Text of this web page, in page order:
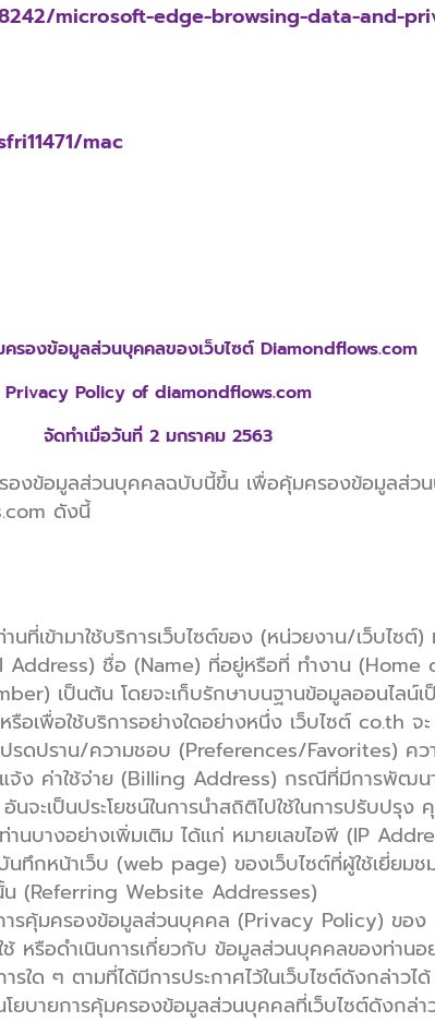
microsoft-edge-browsing-data-and-
mac
ครองข้อมูลส่วนบุคคลของเว็บไซต์ Diamondflows.com
Privacy Policy of diamondflows.com
จัดทำเมื่อวันที่ 2 มกราคม 2563
องข้อมูลส่วนบุคคลฉบับนี้ขึ้น เพื่อคุ้มครองข้อมูลส่ว
ดังนี้
นที่เข้ามาใช้บริการเว็บไซต์ของ (หน่วยงาน/เว็บไซ
Address) ชื่อ (Name) ที่อยู่หรือที่ ทำงาน
เป็นต้น โดยจะเก็บรักษาบนฐานข้อมูลออนไลน์เ
เพื่อใช้บริการอย่างใดอย่างหนึ่ง เว็บไซต์ co.th
รดปราน/ความชอบ (Preferences/Favorites) คว
ง ค่าใช้จ่าย (Billing Address) กรณีที่มีการพัฒน
จะเป็นประโยชน์ในการนำสถิติไปใช้ในการปรับปรุ
นบางอย่างเพิ่มเติม ได้แก่ หมายเลขไอพี (IP
กหน้าเว็บ (web page) ของเว็บไซต์ที่ผู้ใช้เยี่ยมช
น (Referring Website Addresses)
รคุ้มครองข้อมูลส่วนบุคคล (Privacy Policy) ของ
ใช้ หรือดำเนินการเกี่ยวกับ ข้อมูลส่วนบุคคลของท่า
ใด ๆ ตามที่ได้มีการประกาศไว้ในเว็บไซต์ดังกล่าว
ยบายการคุ้มครองข้อมูลส่วนบุคคลที่เว็บไซต์ดังกล่า